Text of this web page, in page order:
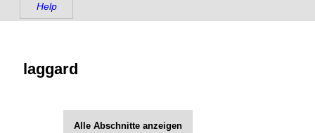
Help
laggard
Alle Abschnitte anzeigen